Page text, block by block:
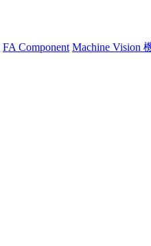
FA Component Machine Vision